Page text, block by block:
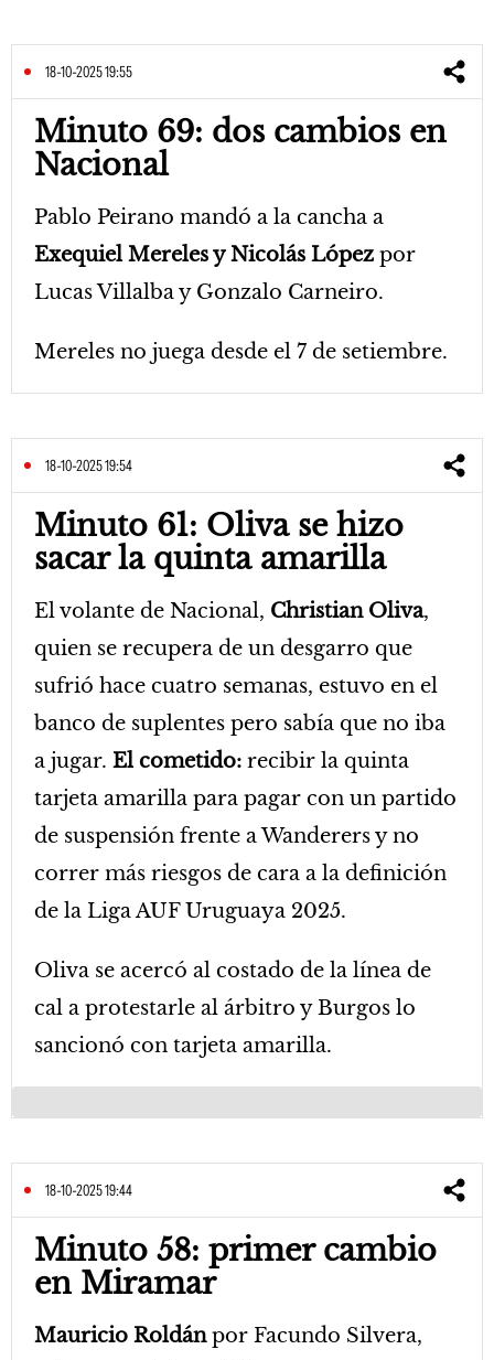
18-10-2025 19:55
Minuto 69: dos cambios en
Nacional
Pablo Peirano mandó a la cancha a
Exequiel Mereles y Nicolás López por
Lucas Villalba y Gonzalo Carneiro.
Mereles no juega desde el 7 de setiembre.
18-10-2025 19:54
Minuto 61: Oliva se hizo
sacar la quinta amarilla
El volante de Nacional, Christian Oliva,
quien se recupera de un desgarro que
sufrió hace cuatro semanas, estuvo en el
banco de suplentes pero sabía que no iba
a jugar. El cometido: recibir la quinta
tarjeta amarilla para pagar con un partido
de suspensión frente a Wanderers y no
correr más riesgos de cara a la definición
de la Liga AUF Uruguaya 2025.
Oliva se acercó al costado de la línea de
cal a protestarle al árbitro y Burgos lo
sancionó con tarjeta amarilla.
18-10-2025 19:44
Minuto 58: primer cambio
en Miramar
Mauricio Roldánpor Facundo Silvera,